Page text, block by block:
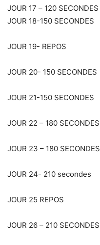
JOUR 17 – 120 SECONDES
JOUR 18-150 SECONDES
JOUR 19- REPOS
JOUR 20- 150 SECONDES
JOUR 21-150 SECONDES
JOUR 22 – 180 SECONDES
JOUR 23 – 180 SECONDES
JOUR 24- 210 secondes
JOUR 25 REPOS
JOUR 26 – 210 SECONDES